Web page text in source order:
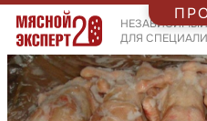
ДЛЯ